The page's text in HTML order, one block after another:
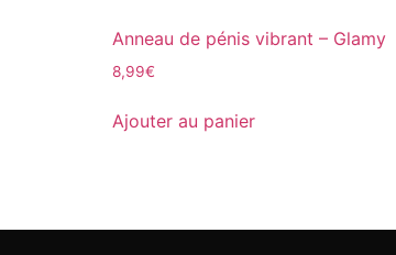
Anneau de pénis vibrant – Glamy
8,99€
Ajouter au panier